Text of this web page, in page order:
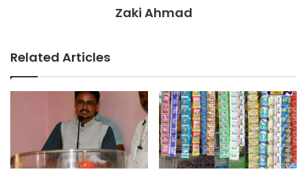
Zaki Ahmad
Related Articles